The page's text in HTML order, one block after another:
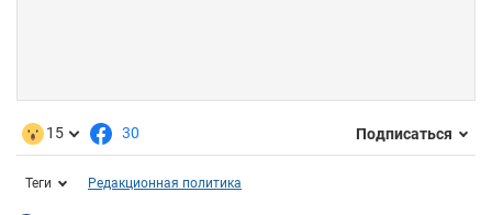
15 30 Подписаться
Теги Редакционная политика